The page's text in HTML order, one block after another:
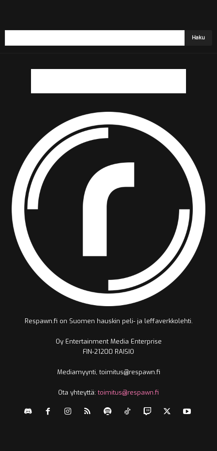
Respawn.fi on Suomen hauskin peli- ja leffaverkkolehti.
Oy Entertainment Media Enterprise
FIN-21200 RAISIO
Mediamyynti, toimitus@respawn.fi
Ota yhteyttä:toimitus@respawn.fi